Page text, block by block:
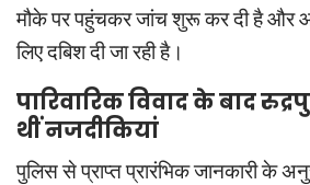
मौके पर पहुंचकर जांच शुरू कर दी है और
लिए दबिश दी जा रही है।
पारिवारिक विवाद के बाद
थीं नजदीकियां
पुलिस से प्राप्त प्रारंभिक जानकारी के